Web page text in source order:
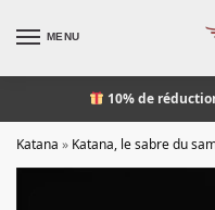
MENU
10% de
Katana » Katana, le sabre du